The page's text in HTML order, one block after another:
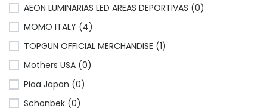
AEON LUMINARIAS LED AREAS DEPORTIVAS (0)
MOMO ITALY (4)
TOPGUN OFFICIAL MERCHANDISE (1)
Mothers USA (0)
Piaa Japan (0)
Schonbek (0)